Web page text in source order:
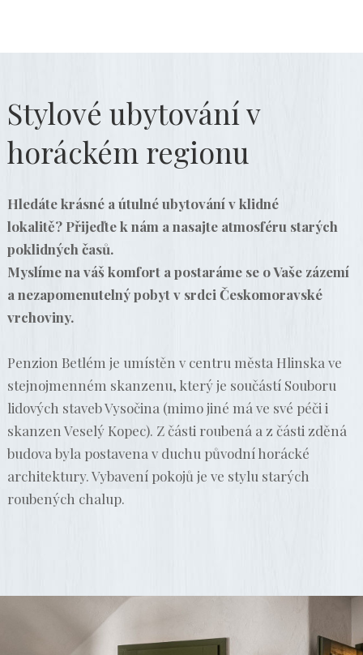
Stylové ubytování v
horáckém regionu
Hledáte krásné a útulné ubytování v klidné
lokalitě? Přijeďte k nám a nasajte atmosféru starých
poklidných časů.
Myslíme na váš komfort a postaráme se o Vaše zázemí
a nezapomenutelný pobyt v srdci Českomoravské
vrchoviny.
Penzion Betlém je umístěn v centru města Hlinska ve
stejnojmenném skanzenu, který je součástí Souboru
lidových staveb Vysočina (mimo jiné má ve své péči i
skanzen Veselý Kopec). Z části roubená a z části zděná
budova byla postavena v duchu původní horácké
architektury. Vybavení pokojů je ve stylu starých
roubených chalup.